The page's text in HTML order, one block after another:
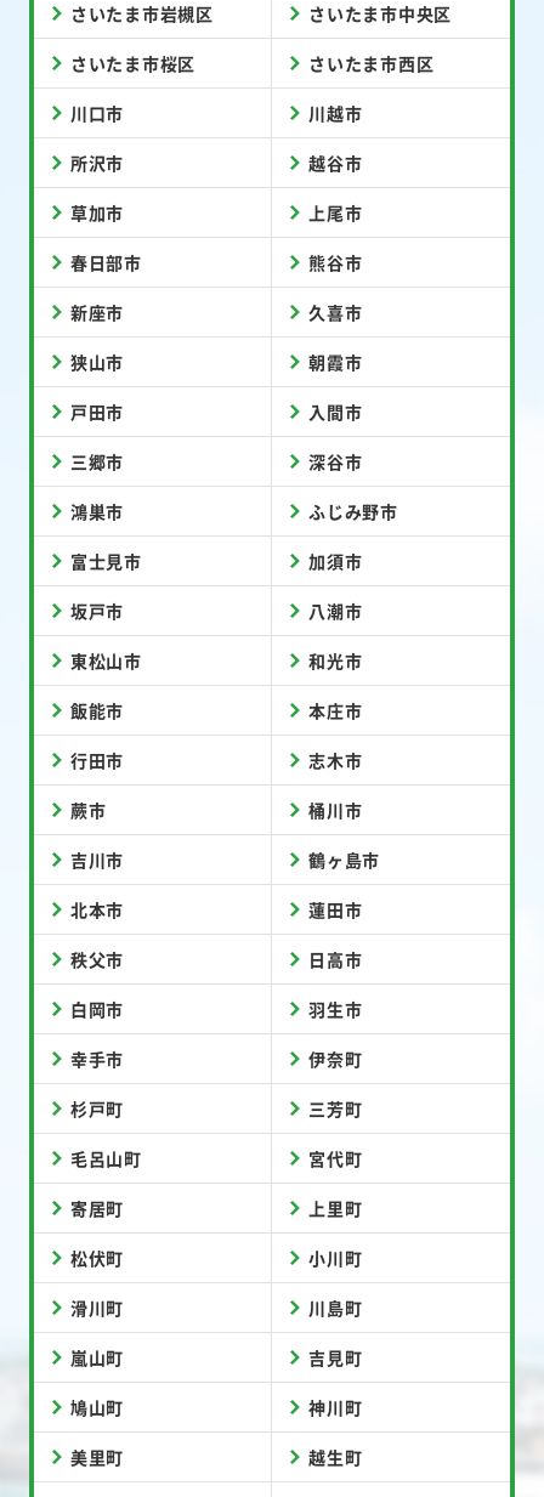
さいたま市岩槻区 さいたま市中央区
さいたま市桜区 さいたま市西区
川口市 川越市
所沢市 越谷市
草加市 上尾市
春日部市 熊谷市
新座市 久喜市
狭山市 朝霞市
戸田市 入間市
三郷市 深谷市
鴻巣市 ふじみ野市
富士見市 加須市
坂戸市 八潮市
東松山市 和光市
飯能市 本庄市
行田市 志木市
蕨市 桶川市
吉川市 鶴ヶ島市
北本市 蓮田市
秩父市 日高市
白岡市 羽生市
幸手市 伊奈町
杉戸町 三芳町
毛呂山町 宮代町
寄居町 上里町
松伏町 小川町
滑川町 川島町
嵐山町 吉見町
鳩山町 神川町
美里町 越生町